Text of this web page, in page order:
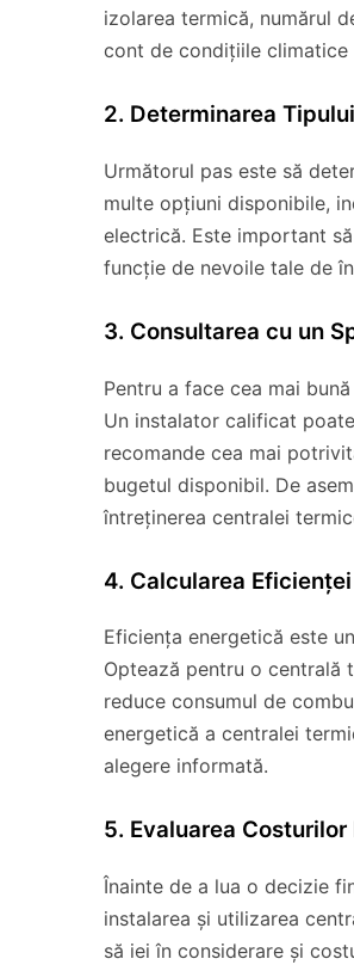
izolarea termică, numărul
cont de condițiile climatice
2. Determinarea
Următorul pas este să
multe opțiuni disponibile,
electrică. Este important
funcție de nevoile tale de
3. Consultarea cu un
Pentru a face cea mai
Un instalator calificat
recomande cea mai
bugetul disponibil. De
întreținerea centralei
4. Calcularea
Eficiența energetică este
Optează pentru o centrală
reduce consumul de
energetică a centralei
alegere informată.
5. Evaluarea
Înainte de a lua o decizie
instalarea și utilizarea
să iei în considerare și